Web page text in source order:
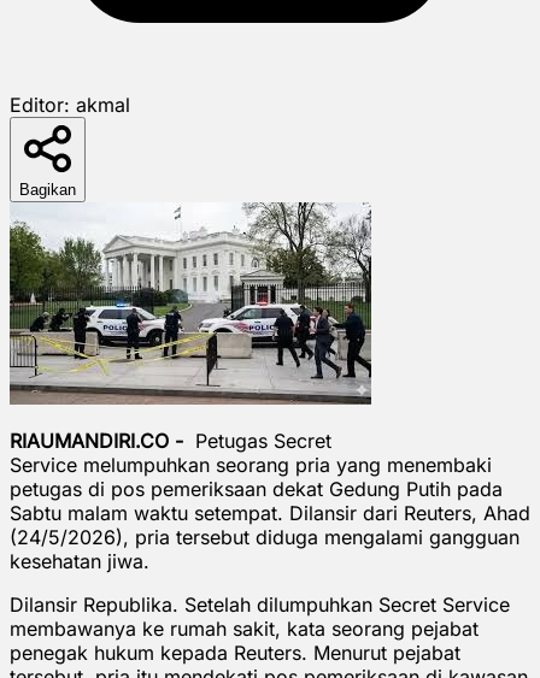
Editor: akmal
Bagikan
RIAUMANDIRI.CO - Petugas Secret
Service melumpuhkan seorang pria yang menembaki
petugas di pos pemeriksaan dekat Gedung Putih pada
Sabtu malam waktu setempat. Dilansir dari Reuters, Ahad
(24/5/2026), pria tersebut diduga mengalami gangguan
kesehatan jiwa.
Dilansir Republika. Setelah dilumpuhkan Secret Service
membawanya ke rumah sakit, kata seorang pejabat
penegak hukum kepada Reuters. Menurut pejabat